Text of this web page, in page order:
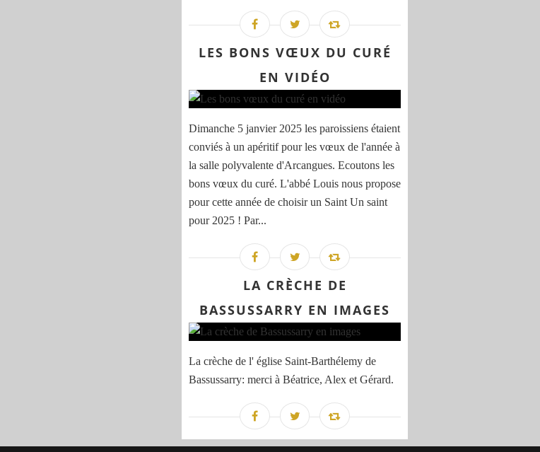
LES BONS VŒUX DU CURÉ
EN VIDÉO
Dimanche 5 janvier 2025 les paroissiens étaient
conviés à un apéritif pour les vœux de l'année à
la salle polyvalente d'Arcangues. Ecoutons les
bons vœux du curé. L'abbé Louis nous propose
pour cette année de choisir un Saint Un saint
pour 2025 ! Par...
LA CRÈCHE DE
BASSUSSARRY EN IMAGES
La crèche de l' église Saint-Barthélemy de
Bassussarry: merci à Béatrice, Alex et Gérard.